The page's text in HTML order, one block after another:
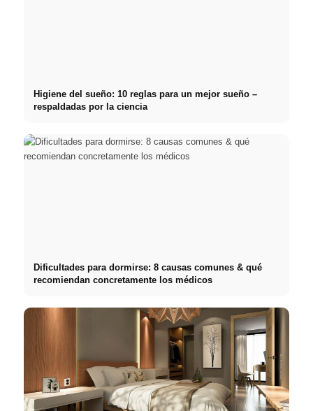
Higiene del sueño: 10 reglas para un mejor sueño –
respaldadas por la ciencia
Dificultades para dormirse: 8 causas comunes & qué
recomiendan concretamente los médicos